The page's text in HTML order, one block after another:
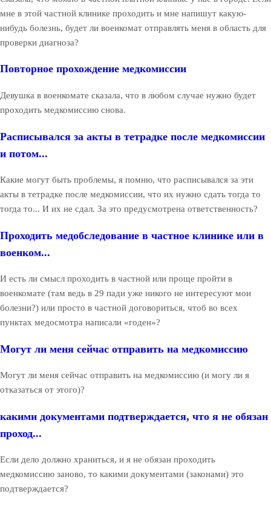
мне в этой частной клинике проходить и мне напишут какую-
нибудь болезнь, будет ли военкомат отправлять меня в область для
проверки диагноза?
Повторное прохождение медкомиссии
Девушка в военкомате сказала, что в любом случае нужно будет
проходить медкомиссию снова.
Расписывался за акты в тетрадке после медкомиссии
и потом...
Какие могут быть проблемы, я помню, что расписывался за эти
акты в тетрадке после медкомиссии, что их нужно сдать тогда то
тогда то... И их не сдал. За это предусмотрена ответственность?
Проходить медобследование в частное клинике или в
военком...
И есть ли смысл проходить в частной или проще пройти в
военкомате (там ведь в 29 пади уже никого не интересуют мои
болезни?) или просто в частной договориться, чтоб во всех
пунктах медосмотра написали «годен»?
Могут ли меня сейчас отправить на медкомиссию
Могут ли меня сейчас отправить на медкомиссию (и могу ли я
отказаться от этого)?
какими документами подтверждается, что я не обязан
проход...
Если дело должно храниться, и я не обязан проходить
медкомиссию заново, то какими документами (законами) это
подтверждается?